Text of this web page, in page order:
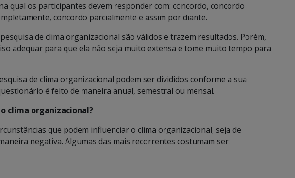
qual os participantes devem responder com: concordo, concordo
concordo parcialmente e assim por diante.
de clima organizacional são válidos e trazem resultados. Porém,
adequar para que ela não seja muito extensa e tome muito tempo para
de clima organizacional podem ser divididos conforme a sua
é feito de maneira anual, semestral ou mensal.
clima organizacional?
que podem influenciar o clima organizacional, seja de
negativa. Algumas das mais recorrentes costumam ser: